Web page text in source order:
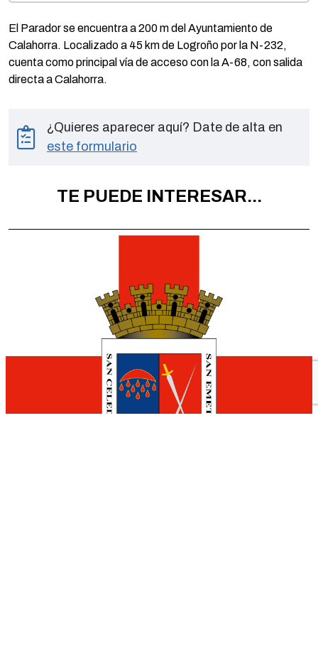
El Parador se encuentra a 200 m del Ayuntamiento de
Calahorra. Localizado a 45 km de Logroño por la N-232,
cuenta como principal vía de acceso con la A-68, con salida
directa a Calahorra.
¿Quieres aparecer aquí? Date de alta en
este formulario
TE PUEDE INTERESAR...